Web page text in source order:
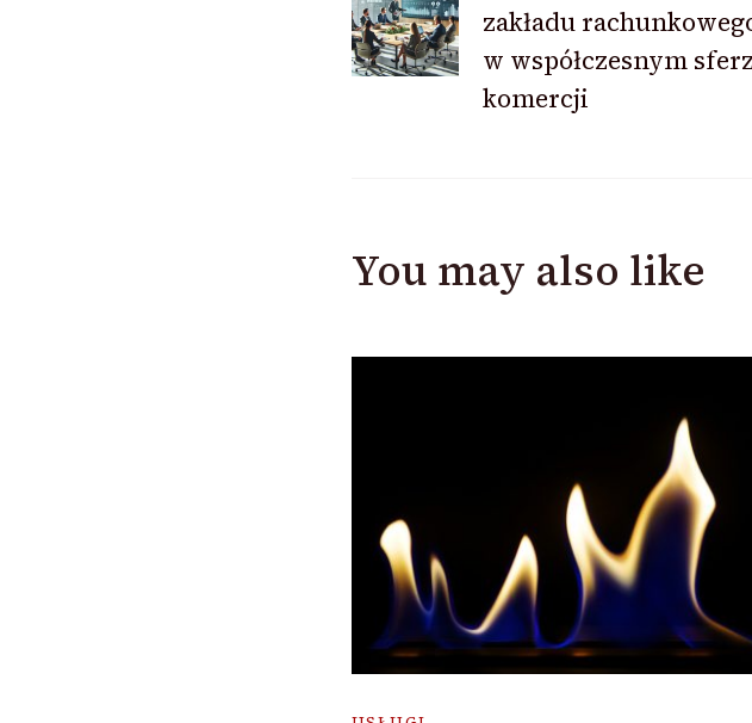
Navigation
zakładu
w współczesnym
komercji
You may also like